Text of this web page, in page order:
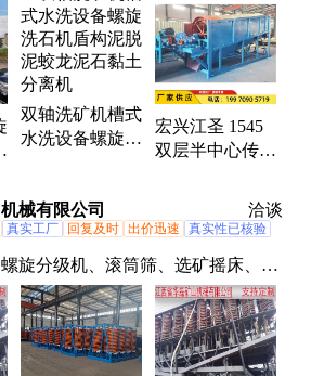
槽式给料机、螺旋分级机、球磨分
料机、球磨机、细沙回收机、振动
洗金机、淘金设备、筛分设备、滚
备、全套洗金淘金设备、震动筛洗
双轴洗矿机槽式
水洗设备螺旋洗
离机
宏兴江圣 1545
双层半中心传动
网过滤设备 滚
桶式筛选机
械有限公司 洽谈
真实工厂 回复及时 出价迅速
真实性已核验
旋分级机、滚筒筛、选矿摇床、螺
、重选设备、稀土选矿设备、离心
矿机、浮选机、球磨机、振动筛、
机、洗砂设备、矿用搅拌桶、给矿
磁选机、矿山设备、对辊破碎机、